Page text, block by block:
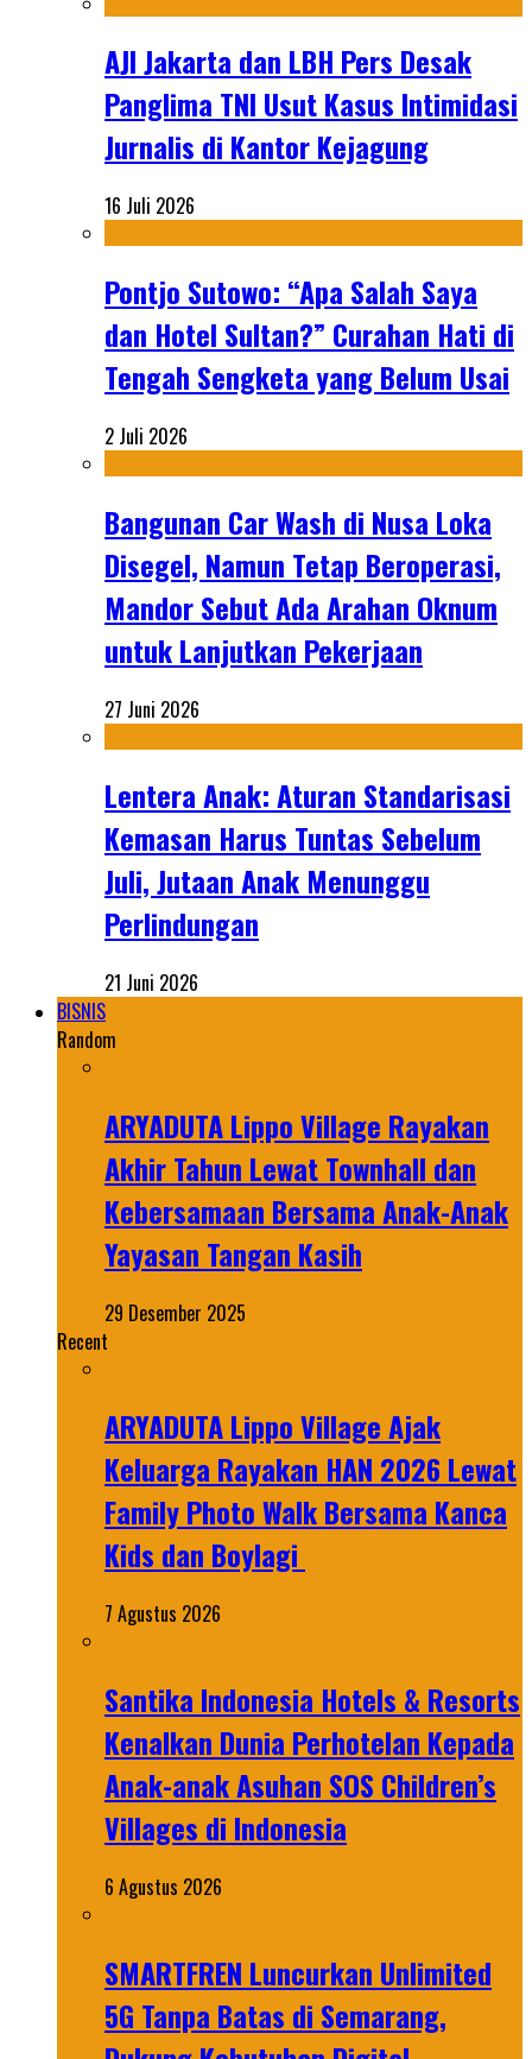
AJI Jakarta dan LBH Pers Desak
Panglima TNI Usut Kasus Intimidasi
Jurnalis di Kantor Kejagung
16 Juli 2026
Pontjo Sutowo: “Apa Salah Saya
dan Hotel Sultan?” Curahan Hati di
Tengah Sengketa yang Belum Usai
2 Juli 2026
Bangunan Car Wash di Nusa Loka
Disegel, Namun Tetap Beroperasi,
Mandor Sebut Ada Arahan Oknum
untuk Lanjutkan Pekerjaan
27 Juni 2026
Lentera Anak: Aturan Standarisasi
Kemasan Harus Tuntas Sebelum
Juli, Jutaan Anak Menunggu
Perlindungan
21 Juni 2026
BISNIS
Random
ARYADUTA Lippo Village Rayakan
Akhir Tahun Lewat Townhall dan
Kebersamaan Bersama Anak-Anak
Yayasan Tangan Kasih
29 Desember 2025
Recent
ARYADUTA Lippo Village Ajak
Keluarga Rayakan HAN 2026 Lewat
Family Photo Walk Bersama Kanca
Kids dan Boylagi
7 Agustus 2026
Santika Indonesia Hotels & Resorts
Kenalkan Dunia Perhotelan Kepada
Anak-anak Asuhan SOS Children’s
Villages di Indonesia
6 Agustus 2026
SMARTFREN Luncurkan Unlimited
5G Tanpa Batas di Semarang,